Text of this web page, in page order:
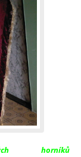
horníků